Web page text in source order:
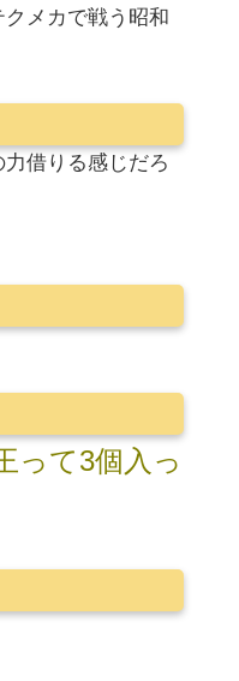
メカで戦う昭和
借りる感じだろ
って3個入っ